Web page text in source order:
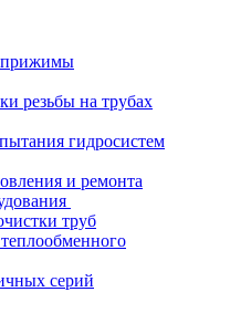
резьбы на трубах
гидросистем
и ремонта
труб
серий